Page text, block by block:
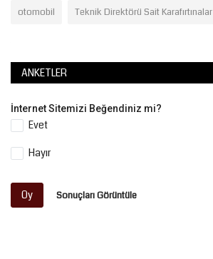
otomobil Teknik Direktörü Sait Karafırtınalar
ANKETLER
İnternet Sitemizi Beğendiniz mi?
Evet
Hayır
Oy Sonuçları Görüntüle